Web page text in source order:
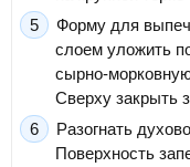
Форму для
слоем уложить
сырно-
Сверху закрыть
Разогнать
Поверхность